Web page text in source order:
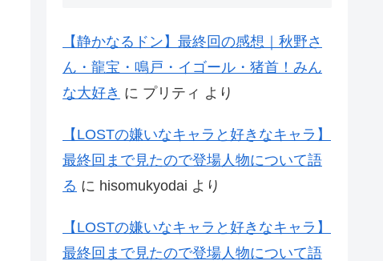
【静かなるドン】最終回の感想｜秋野さ
ん・龍宝・鳴戸・イゴール・猪首！みん
な大好き に プリティ より
【LOSTの嫌いなキャラと好きなキャラ】
最終回まで見たので登場人物について語
る に hisomukyodai より
【LOSTの嫌いなキャラと好きなキャラ】
最終回まで見たので登場人物について語